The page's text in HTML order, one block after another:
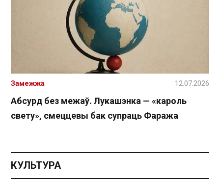
Абсурд без межаў. Лукашэнка — «кароль
свету», смеццевы бак супраць Фаража
Замежжа 12.07.2026
КУЛЬТУРА